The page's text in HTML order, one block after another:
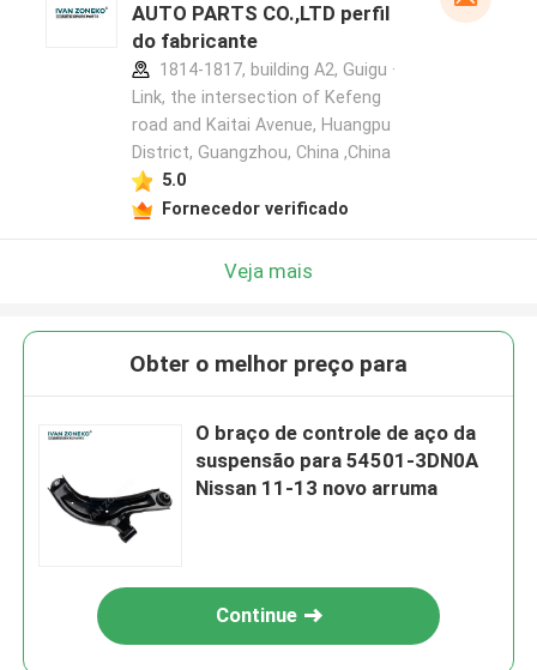
AUTO PARTS CO.,LTD perfil
do fabricante
1814-1817, building A2, Guigu ·
Link, the intersection of Kefeng
road and Kaitai Avenue, Huangpu
District, Guangzhou, China ,China
5.0
Fornecedor verificado
Veja mais
Obter o melhor preço para
O braço de controle de aço da
suspensão para 54501-3DN0A
Nissan 11-13 novo arruma
Continue